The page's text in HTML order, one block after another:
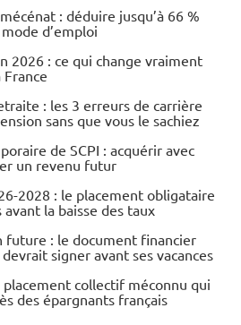
: déduire jusqu’à 66 %
d’emploi
2026 : ce qui change vraiment
: les 3 erreurs de carrière
sans que vous le sachiez
de SCPI : acquérir avec
un revenu futur
2028 : le placement obligataire
la baisse des taux
future : le document financier
signer avant ses vacances
collectif méconnu qui
des épargnants français